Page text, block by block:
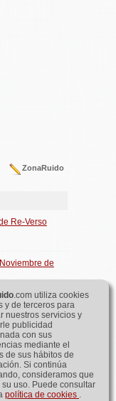
ZonaRuido
Re-Verso
de
de
Mayo de
.com utiliza cookies
y de terceros para
nuestros servicios y
publicidad
con sus
mediante el
de sus hábitos de
Si continúa
consideramos que
su uso. Puede consultar
política de cookies .